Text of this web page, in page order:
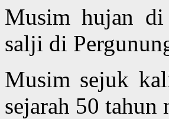
Musim hujan di
salji di
Musim sejuk
sejarah 50 tahun